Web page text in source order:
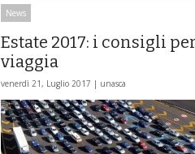
News
Estate 2017: i consigli
viaggia
venerdì 21, Luglio 2017 | unasca